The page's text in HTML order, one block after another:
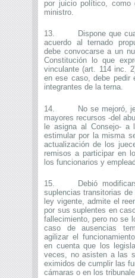
por juicio político,
ministro.
13. Dispone que
acuerdo al ternado
debe convocarse a un
Constitución lo que
vinculante (art. 114 inc.
en ese caso, debe pedir
integrantes de la terna.
14. No se mejoró,
mayores recursos -del
le asigna al Consejo- a
estimular por la misma
actualización de los
remisos a participar en
los funcionarios y
15. Debió
suplencias transitorias
ley vigente, admite el
por sus suplentes en
fallecimiento, pero no se
caso de ausencias
agilizar el
en cuenta que los
veces, no asisten a las
eximidos de cumplir las
cámaras o en los